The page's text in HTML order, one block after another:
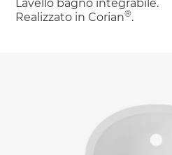
Lavello bagno integrabile.
Realizzato in Corian®.
Nome Azienda